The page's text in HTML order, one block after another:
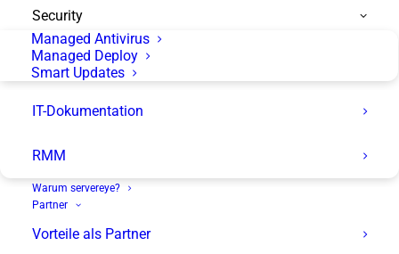
Security
Managed Antivirus
Managed Deploy
Smart Updates
IT-Dokumentation
RMM
Warum servereye?
Partner
Vorteile als Partner
anvertraute IT-Systeme
so einfach wie möglich
undso sicher wie nötig
warten können. Das intelligente Remote
Serverausfällen ein schnelles Eingreifen und
die kurzfristige Fehlerbehebung ermöglicht.